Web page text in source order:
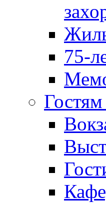
75-